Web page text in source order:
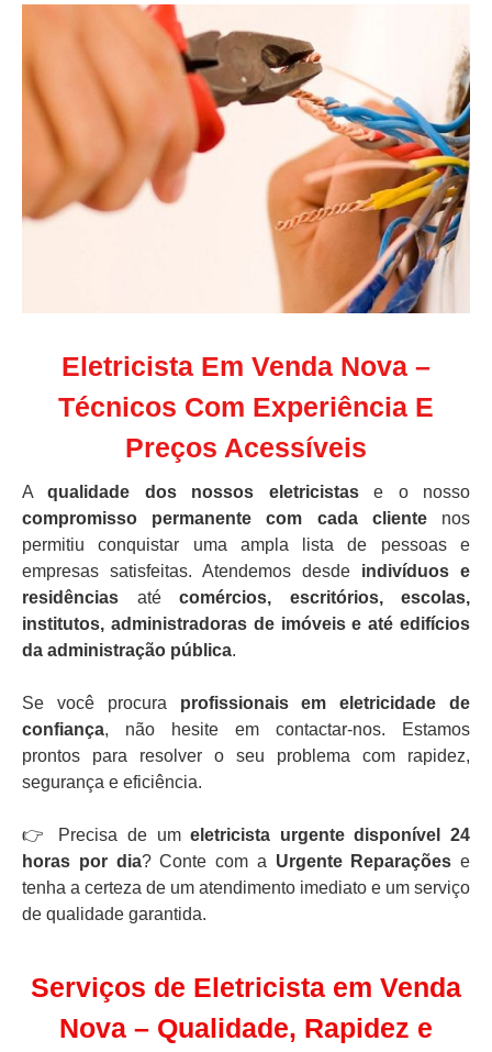
Eletricista Em Venda Nova –
Técnicos Com Experiência E
Preços Acessíveis
Aqualidade dos nossos eletricistase o nosso
compromisso permanente com cada clientenos
permitiu conquistar uma ampla lista de pessoas e
empresas satisfeitas. Atendemos desde indivíduos e
residências até comércios, escritórios, escolas,
institutos, administradoras de imóveis e até edifícios
da administração pública.
Se você procura profissionais em eletricidade de
confiança, não hesite em contactar-nos. Estamos
prontos para resolver o seu problema com rapidez,
segurança e eficiência.
👉 Precisa de umeletricista urgente disponível 24
horas por dia? Conte com a Urgente Reparações e
tenha a certeza de um atendimento imediato e um serviço
de qualidade garantida.
Serviços de Eletricista em Venda
Nova – Qualidade, Rapidez e